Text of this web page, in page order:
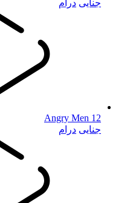
جنایی درام
12 Angry Men
جنایی درام